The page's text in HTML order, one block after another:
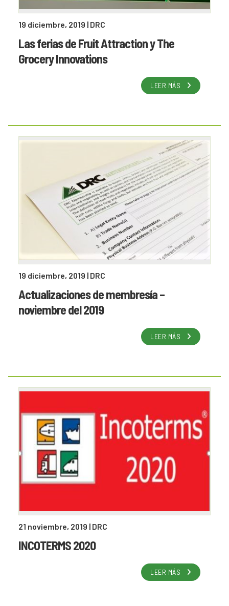
19 diciembre, 2019 | DRC
Las ferias de Fruit Attraction y The
Grocery Innovations
LEER MÁS
19 diciembre, 2019 | DRC
Actualizaciones de membresía –
noviembre del 2019
LEER MÁS
21 noviembre, 2019 | DRC
INCOTERMS 2020
LEER MÁS